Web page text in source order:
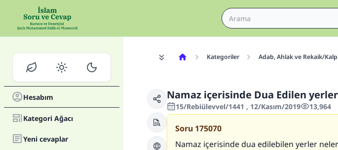
Hesabım
Kategori Ağacı
Yeni cevaplar
Kategoriler Adab, Ahlak ve Rekaik/
Namaz içerisinde Dua Edilen yerler
15/Rebiülevvel/1441 , 12/Kasım/2019 13,964
Soru 175070
Namaz içerisinde dua edilebilen yerler